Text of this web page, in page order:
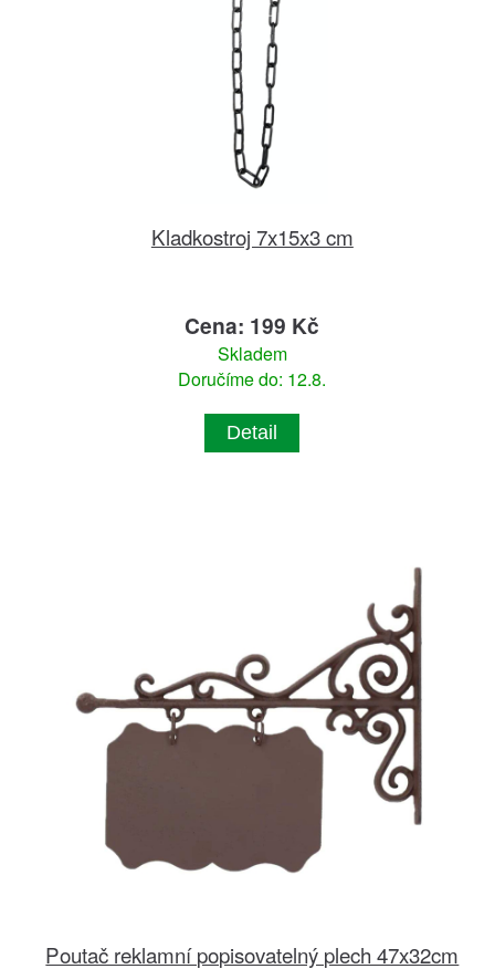
Kladkostroj 7x15x3 cm
Cena: 199 Kč
Skladem
Doručíme do: 12.8.
Detail
Poutač reklamní popisovatelný plech 47x32cm